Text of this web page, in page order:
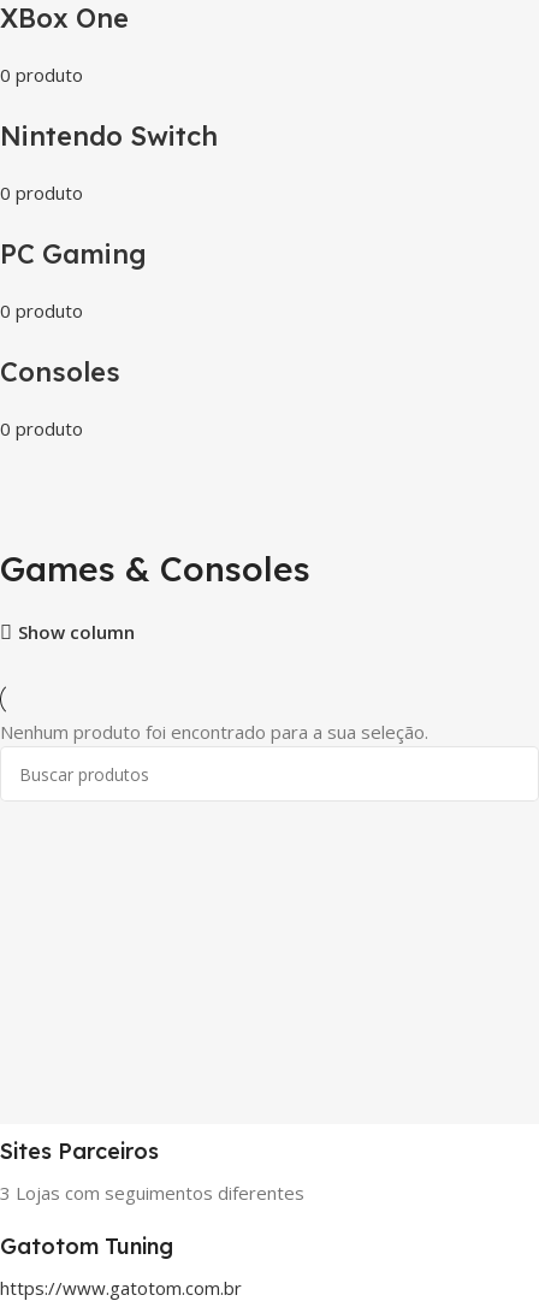
XBox One
0 produto
Nintendo Switch
0 produto
PC Gaming
0 produto
Consoles
0 produto
Games & Consoles
Show column
Nenhum produto foi encontrado para a sua seleção.
Sites Parceiros
3 Lojas com seguimentos diferentes
Gatotom Tuning
https://www.gatotom.com.br